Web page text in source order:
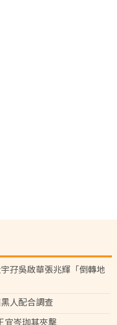
孖吳啟華張兆輝「倒轉地
人配合調查
宜岑珈其夾擊